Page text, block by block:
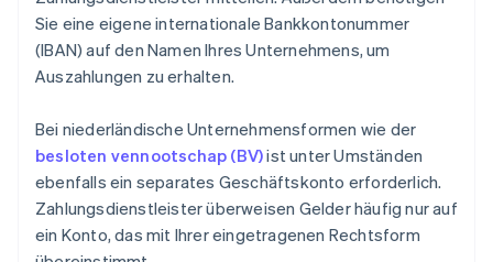
Sie eine eigene internationale Bankkontonummer
(IBAN) auf den Namen Ihres Unternehmens, um
Auszahlungen zu erhalten.
Bei niederländische Unternehmensformen wie der
besloten vennootschap (BV)ist unter Umständen
ebenfalls ein separates Geschäftskonto erforderlich.
Zahlungsdienstleister überweisen Gelder häufig nur auf
ein Konto, das mit Ihrer eingetragenen Rechtsform